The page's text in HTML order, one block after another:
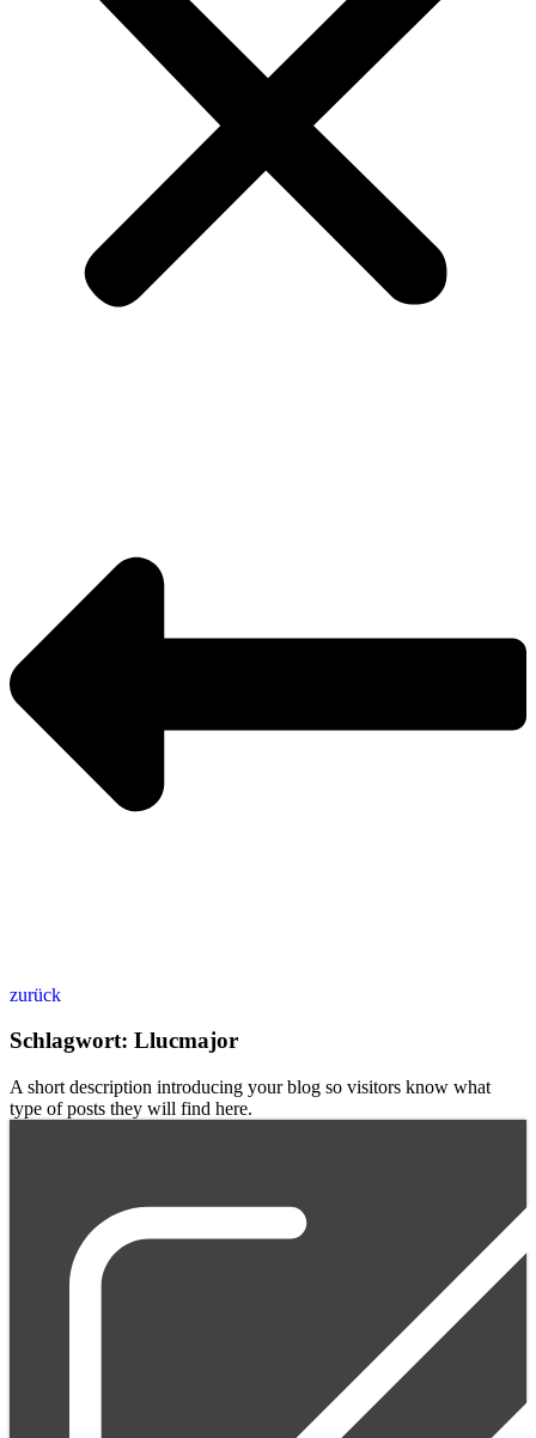
zurück
Schlagwort: Llucmajor
A short description introducing your blog so visitors know what
type of posts they will find here.